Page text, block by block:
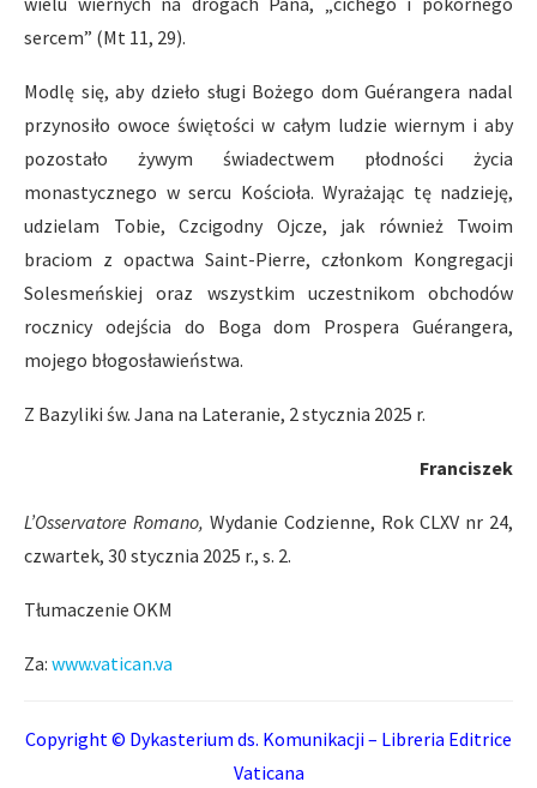
sercem” (Mt 11, 29).
Modlę się, aby dzieło sługi Bożego dom Guérangera nadal
przynosiło owoce świętości w całym ludzie wiernym i aby
pozostało żywym świadectwem płodności życia
monastycznego w sercu Kościoła. Wyrażając tę nadzieję,
udzielam Tobie, Czcigodny Ojcze, jak również Twoim
braciom z opactwa Saint-Pierre, członkom Kongregacji
Solesmeńskiej oraz wszystkim uczestnikom obchodów
rocznicy odejścia do Boga dom Prospera Guérangera,
mojego błogosławieństwa.
Z Bazyliki św. Jana na Lateranie, 2 stycznia 2025 r.
Franciszek
L’Osservatore Romano, Wydanie Codzienne, Rok CLXV nr 24,
czwartek, 30 stycznia 2025 r., s. 2.
Tłumaczenie OKM
Za: www.vatican.va
Copyright © Dykasterium ds. Komunikacji – Libreria Editrice
Vaticana